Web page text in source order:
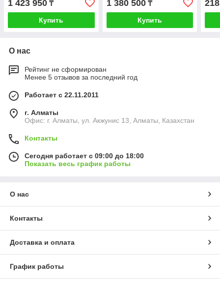
1 423 950 ₸
Купить
1 380 500₸
Купить
О нас
Рейтинг не сформирован
Менее 5 отзывов за последний год
Работает с 22.11.2011
г. Алматы
Офис: г. Алматы, ул. Акжунис 13, Алматы, Казахстан
Контакты
Сегодня работает с 09:00 до 18:00
Показать весь график работы
О нас
Контакты
Доставка и оплата
График работы